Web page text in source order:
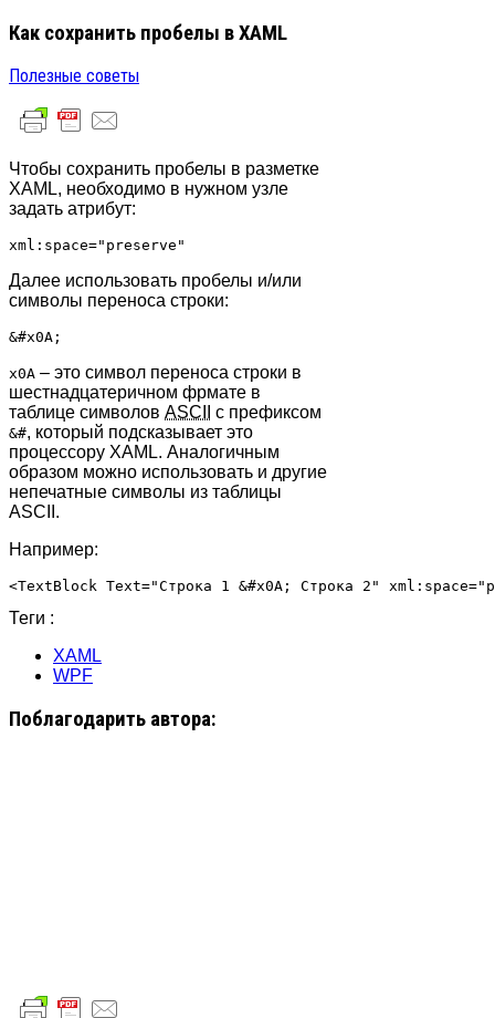
Как сохранить пробелы в XAML
Полезные советы
Чтобы сохранить пробелы в разметке
XAML, необходимо в нужном узле
задать атрибут:
Далее использовать пробелы и/или
символы переноса строки:
x0A – это символ переноса строки в
шестнадцатеричном фрмате в
таблице символов ASCII с префиксом
&#, который подсказывает это
процессору XAML. Аналогичным
образом можно использовать и другие
непечатные символы из таблицы
ASCII.
Например:
Теги :
XAML
WPF
Поблагодарить автора: